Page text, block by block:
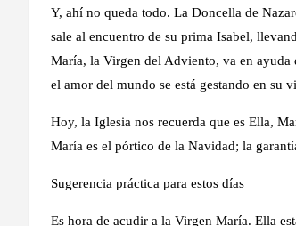
Y, ahí no queda todo. La Doncella de
sale al encuentro de su prima Isabel,
María, la Virgen del Adviento, va en ayuda
el amor del mundo se está gestando en su
Hoy, la Iglesia nos recuerda que es Ella,
María es el pórtico de la Navidad; la
Sugerencia práctica para estos días
Es hora de acudir a la Virgen María. Ella